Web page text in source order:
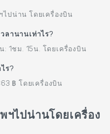
ไปน่าน โดยเครื่องบิน
ลานานเท่าไร?
: 1ชม. 15น. โดยเครื่องบิน
ร?
฿ โดยเครื่องบิน
ฯไปน่านโดยเครื่อง